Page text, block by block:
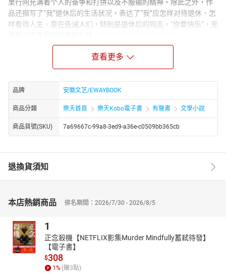
里行间充满着个人的奋争和打拼以及不服输的精神。除此之外，作
品还描写了“我”退休后的生活状况，表达了“我”应怎样对待退休、怎
样看待人生，意在告诫人们，特别是退休后的同志，“你要快乐”，充
Author Biograph：
周贺鲁1954年8月出生，曾担任濉溪县纪委常委兼党风廉政室主
纪检监察系统的奋斗历程。书中不仅描写了他的职业生涯，还探讨
了退休后的生活态度，倡导积极乐观的人生观。该书语言朴实，富
有感染力，是一部弘扬正能量的励志之作。
查看更多
品牌 安徽文艺/EWAYBOOK
商品分類 樂天首頁 樂天Kobo電子書 有聲書 文學小說
商品貨號(SKU) 7a69667c-99a8-3ed9-a36e-c0509bb365cb
退換貨須知
本店熱銷商品 排名期間：2026/7/30 - 2026/8/5
1
正念殺機【NETFLIX影集Murder Mindfully蓄弒待發】
【電子書】
$308
1 % (賺3點)